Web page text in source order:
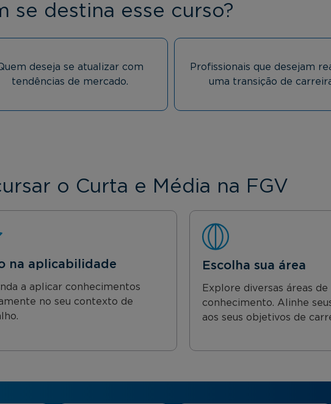
se destina esse curso?
deseja se atualizar com
tendências de mercado.
Profissionais que desejam
uma transição de
o Curta e Média na FGV
na aplicabilidade
a aplicar conhecimentos
no seu contexto de
Escolha sua área
Explore diversas áreas de
conhecimento. Alinhe
aos seus objetivos de